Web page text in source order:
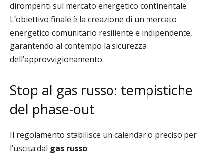
dirompenti sul mercato energetico continentale.
L’obiettivo finale è la creazione di un mercato
energetico comunitario resiliente e indipendente,
garantendo al contempo la sicurezza
dell’approvvigionamento.
Stop al gas russo: tempistiche
del phase-out
Il regolamento stabilisce un calendario preciso per
l’uscita dal gas russo: